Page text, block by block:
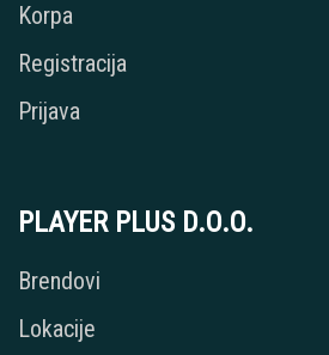
Korpa
Registracija
Prijava
PLAYER PLUS D.O.O.
Brendovi
Lokacije